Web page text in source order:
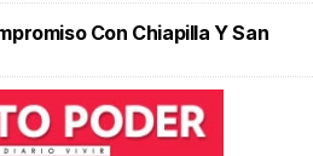
Con Chiapilla Y San